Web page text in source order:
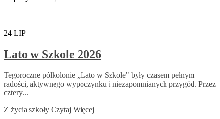
24 LIP
Lato w Szkole 2026
Tegoroczne półkolonie „Lato w Szkole" były czasem pełnym
radości, aktywnego wypoczynku i niezapomnianych przygód. Przez
cztery...
Z życia szkoły Czytaj Więcej